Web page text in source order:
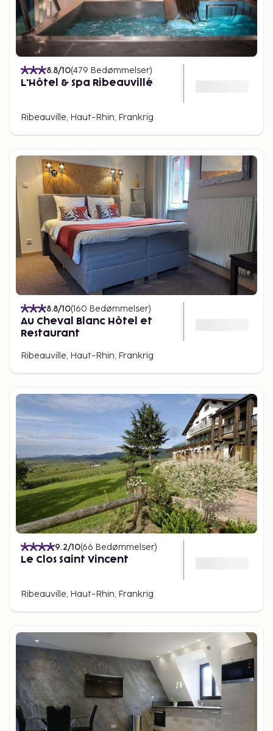
8.8/10(479 Bedømmelser)
L'Hôtel & Spa Ribeauvillé
Ribeauville, Haut-Rhin, Frankrig
8.8/10(160 Bedømmelser)
Au Cheval Blanc Hôtel et
Restaurant
Ribeauville, Haut-Rhin, Frankrig
9.2/10(66 Bedømmelser)
Le Clos Saint Vincent
Ribeauville, Haut-Rhin, Frankrig